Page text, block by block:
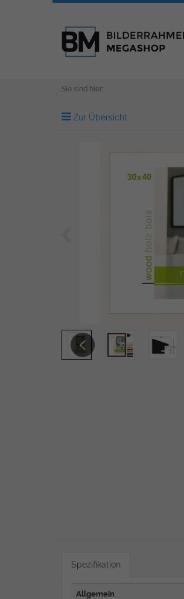
Sie sind hier:
Zur Übersicht
Previous
Spezifikation
Allgemein